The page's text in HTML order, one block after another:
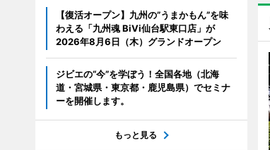
【復活オープン】九州の”うまかもん”を味
わえる「九州魂 BiVi仙台駅東口店」が
2026年8月6日（木）グランドオープン
ジビエの“今”を学ぼう！全国各地（北海
道・宮城県・東京都・鹿児島県）でセミナ
ーを開催します。
もっと見る